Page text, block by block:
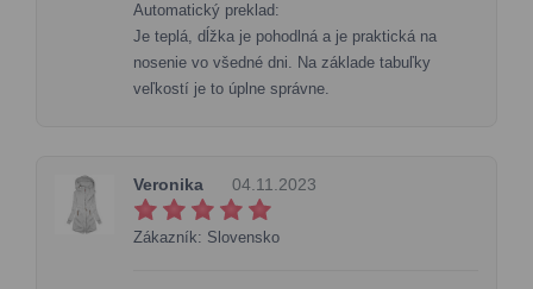
Automatický preklad:
Je teplá, dĺžka je pohodlná a je praktická na
nosenie vo všedné dni. Na základe tabuľky
veľkostí je to úplne správne.
Veronika 04.11.2023
Zákazník: Slovensko